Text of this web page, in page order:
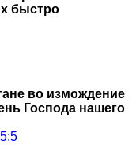
быстро
во измождение
Господа нашего